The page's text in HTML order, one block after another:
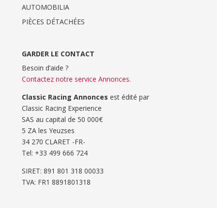
AUTOMOBILIA
PIÈCES DÉTACHÉES
GARDER LE CONTACT
Besoin d’aide ?
Contactez notre service Annonces.
Classic Racing Annonces est édité par
Classic Racing Experience
SAS au capital de 50 000€
5 ZA les Yeuzses
34 270 CLARET -FR-
Tel: ‭+33 499 666 724‬
SIRET: 891 801 318 00033
TVA: FR1 8891801318